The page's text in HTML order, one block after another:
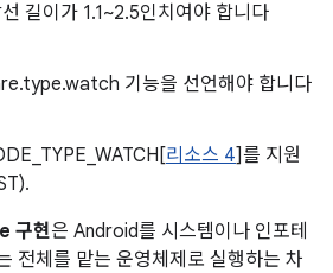
길이가 1.1~2.5인치여야 합니다
기능을 선언해야 합니다
리소스 4]를 지원
구현은 Android를 시스템이나 인포테
전체를 맡는 운영체제로 실행하는 차